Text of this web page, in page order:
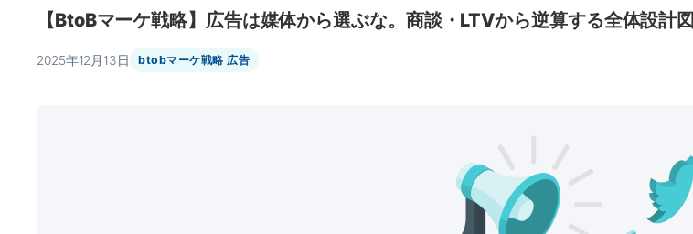
【BtoBマーケ戦略】広告は媒体から選ぶな。商談・LTVから逆算する全体設計図
2025年12月13日 btobマーケ戦略 広告